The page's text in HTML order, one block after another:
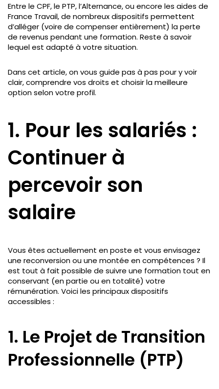
Entre le CPF, le PTP, l’Alternance, ou encore les aides de
France Travail, de nombreux dispositifs permettent
d’alléger (voire de compenser entièrement) la perte
de revenus pendant une formation. Reste à savoir
lequel est adapté à votre situation.
Dans cet article, on vous guide pas à pas pour y voir
clair, comprendre vos droits et choisir la meilleure
option selon votre profil.
1. Pour les salariés :
Continuer à
percevoir son
salaire
Vous êtes actuellement en poste et vous envisagez
une reconversion ou une montée en compétences ? Il
est tout à fait possible de suivre une formation tout en
conservant (en partie ou en totalité) votre
rémunération. Voici les principaux dispositifs
accessibles :
1. Le Projet de Transition
Professionnelle (PTP)